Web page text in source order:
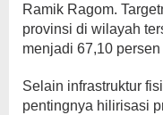
Ramik Ragom.
provinsi di wilayah
menjadi 67,10
​Selain infrastruktur
pentingnya hilirisasi